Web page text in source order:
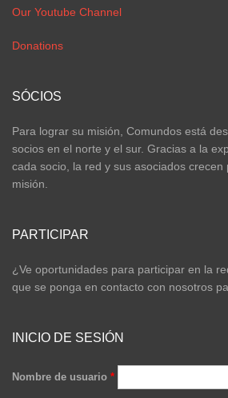
Our Youtube Channel
Donations
SÓCIOS
Para lograr su misión, Comundos está
socios en el norte y el sur. Gracias a la
cada socio, la red y sus asociados crecen
misión.
PARTICIPAR
¿Ve oportunidades para participar en la
que se ponga en contacto con nosotros
INICIO DE SESIÓN
Nombre de usuario *